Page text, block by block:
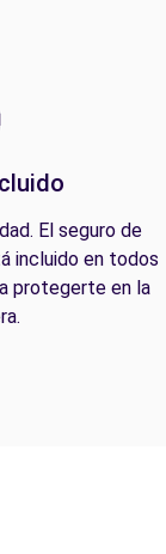
El seguro de
incluido en todos
protegerte en la